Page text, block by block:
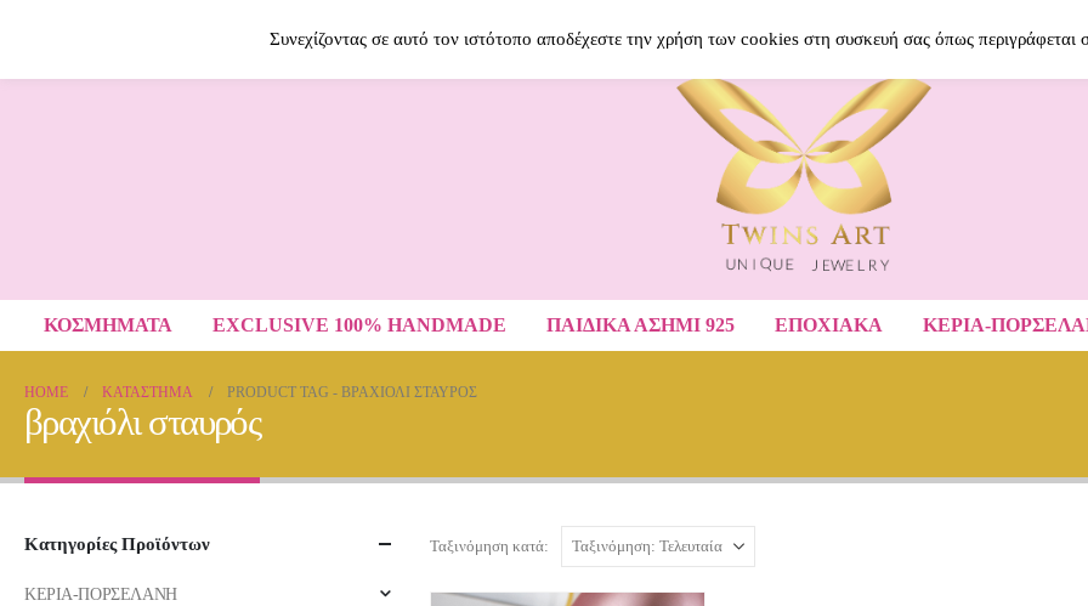
ΚΟΣΜΗΜΑΤΑ EXCLUSIVE 100% HANDMADE ΠΑΙΔΙΚΆ ΑΣΉΜΙ 925 ΕΠΟΧΙΑΚΑ ΚΕΡΙΑ-
HOME ΚΑΤΆΣΤΗΜΑ PRODUCT TAG - ΒΡΑΧΙΌΛΙ ΣΤΑΥΡΌΣ
βραχιόλι σταυρός
Ταξινόμηση κατά:
Κατηγορίες Προϊόντων
ΚΕΡΙΑ-ΠΟΡΣΕΛΑΝΗ
Συνεχίζοντας σε αυτό τον ιστότοπο αποδέχεστε την χρήση των cookies στη συσκευή σας όπως περιγράφεται